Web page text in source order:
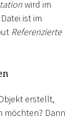
wird im
ist im
Referenzierte
erstellt,
möchten? Dann